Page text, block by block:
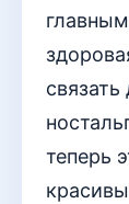
теперь